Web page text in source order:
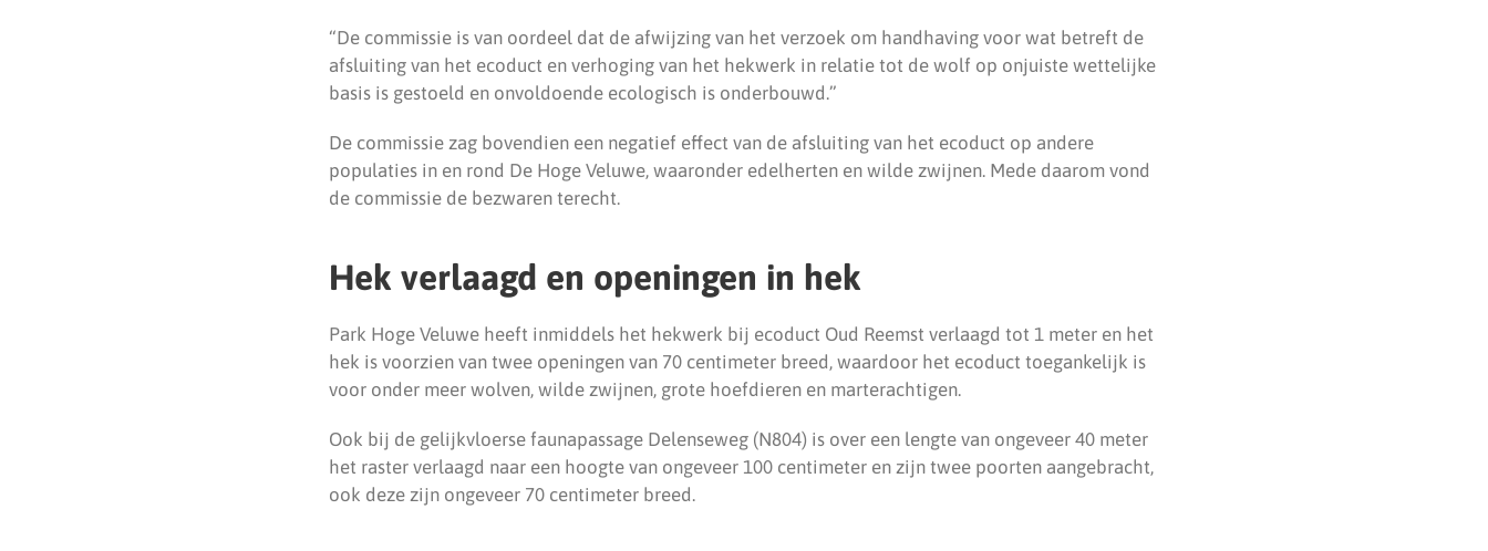
“De commissie is van oordeel dat de afwijzing van het verzoek om handhaving voor wat betreft de
afsluiting van het ecoduct en verhoging van het hekwerk in relatie tot de wolf op onjuiste wettelijke
basis is gestoeld en onvoldoende ecologisch is onderbouwd.”
De commissie zag bovendien een negatief effect van de afsluiting van het ecoduct op andere
populaties in en rond De Hoge Veluwe, waaronder edelherten en wilde zwijnen. Mede daarom vond
de commissie de bezwaren terecht.
Hek verlaagd en openingen in hek
Park Hoge Veluwe heeft inmiddels het hekwerk bij ecoduct Oud Reemst verlaagd tot 1 meter en het
hek is voorzien van twee openingen van 70 centimeter breed, waardoor het ecoduct toegankelijk is
voor onder meer wolven, wilde zwijnen, grote hoefdieren en marterachtigen.
Ook bij de gelijkvloerse faunapassage Delenseweg (N804) is over een lengte van ongeveer 40 meter
het raster verlaagd naar een hoogte van ongeveer 100 centimeter en zijn twee poorten aangebracht,
ook deze zijn ongeveer 70 centimeter breed.